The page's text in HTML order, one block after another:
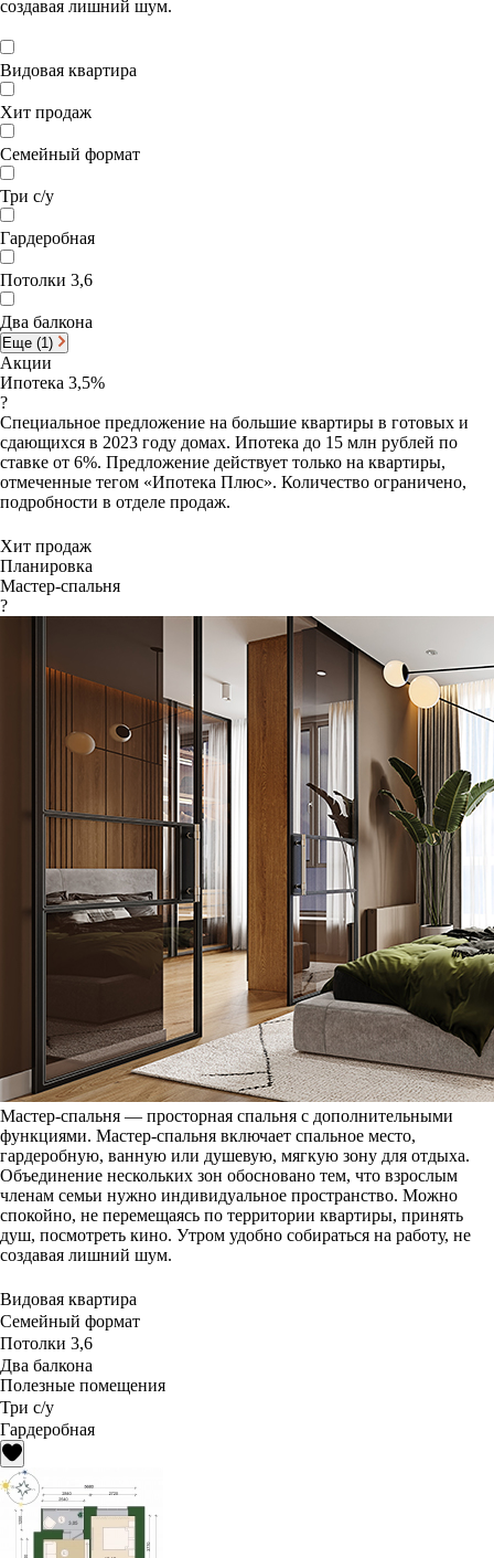
создавая лишний шум.
Видовая квартира
Хит продаж
Семейный формат
Три с/у
Гардеробная
Потолки 3,6
Два балкона
Еще (1)
Акции
Ипотека 3,5%
?
Специальное предложение на большие квартиры в готовых и
сдающихся в 2023 году домах. Ипотека до 15 млн рублей по
ставке от 6%. Предложение действует только на квартиры,
отмеченные тегом «Ипотека Плюс». Количество ограничено,
подробности в отделе продаж.
Хит продаж
Планировка
Мастер-спальня
?
Мастер-спальня — просторная спальня с дополнительными
функциями. Мастер-спальня включает спальное место,
гардеробную, ванную или душевую, мягкую зону для отдыха.
Объединение нескольких зон обосновано тем, что взрослым
членам семьи нужно индивидуальное пространство. Можно
спокойно, не перемещаясь по территории квартиры, принять
душ, посмотреть кино. Утром удобно собираться на работу, не
создавая лишний шум.
Видовая квартира
Семейный формат
Потолки 3,6
Два балкона
Полезные помещения
Три с/у
Гардеробная